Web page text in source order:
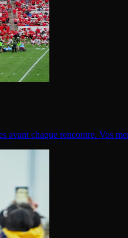
avant chaque rencontre. Vos